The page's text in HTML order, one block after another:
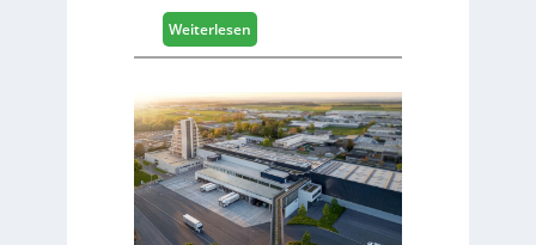
Weiterlesen:
M
s
c
h
i
n
e
n